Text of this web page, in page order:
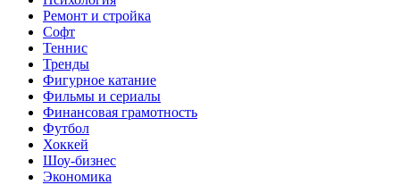
Ремонт и стройка
Софт
Теннис
Тренды
Фигурное катание
Фильмы и сериалы
Финансовая грамотность
Футбол
Хоккей
Шоу-бизнес
Экономика